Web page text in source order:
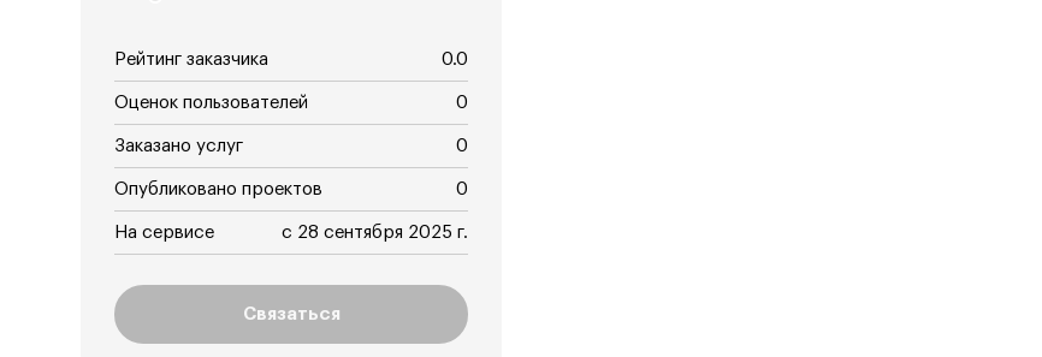
Рейтинг заказчика 0.0
Оценок пользователей 0
Заказано услуг 0
Опубликовано проектов 0
На сервисе с 28 сентября 2025 г.
Связаться